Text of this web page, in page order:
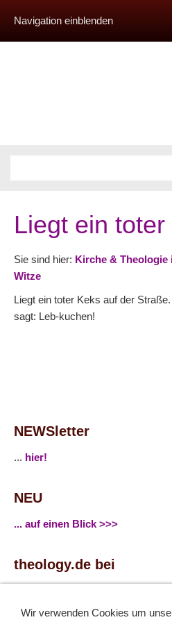
Navigation einblenden
Liegt ein toter
Sie sind hier: Kirche & Theologie
Witze
Liegt ein toter Keks auf der
sagt: Leb-kuchen!
NEWSletter
... hier!
NEU
... auf einen Blick >>>
theology.de bei
... Twitter
Wir verwenden Cookies um